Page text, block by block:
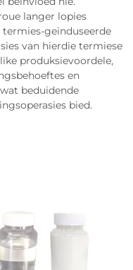
langer lopies
geïnduseerde
van hierdie termiese
produksievoordele,
en
beduidende
bied.